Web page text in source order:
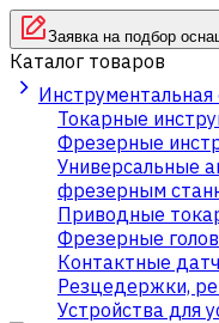
Заявка на подбор
Каталог товаров
Инструментальная
Токарные
Фрезерные
Универсальные
фрезерным
Приводные
Фрезерные
Контактные
Резцедержки,
Устройства для